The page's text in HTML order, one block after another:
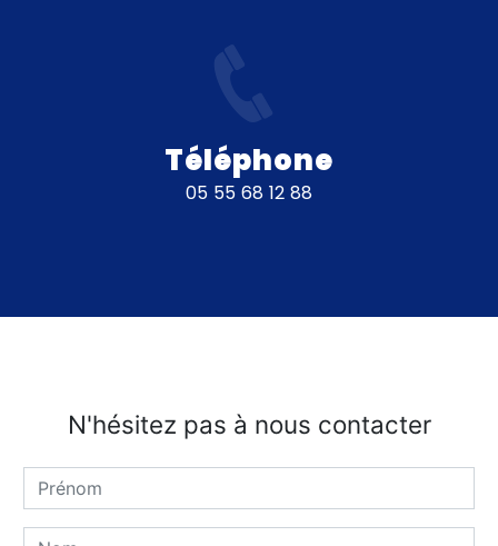
Téléphone
05 55 68 12 88
N'hésitez pas à nous contacter